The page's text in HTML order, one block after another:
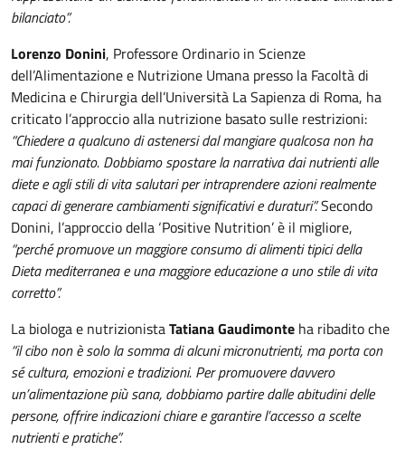
bilanciato”.
Lorenzo Donini, Professore Ordinario in Scienze
dell’Alimentazione e Nutrizione Umana presso la Facoltà di
Medicina e Chirurgia dell’Università La Sapienza di Roma, ha
criticato l’approccio alla nutrizione basato sulle restrizioni:
“Chiedere a qualcuno di astenersi dal mangiare qualcosa non ha
mai funzionato. Dobbiamo spostare la narrativa dai nutrienti alle
diete e agli stili di vita salutari per intraprendere azioni realmente
capaci di generare cambiamenti significativi e duraturi”.Secondo
Donini, l’approccio della ‘Positive Nutrition’ è il migliore,
“perché promuove un maggiore consumo di alimenti tipici della
Dieta mediterranea e una maggiore educazione a uno stile di vita
corretto”.
La biologa e nutrizionistaTatiana Gaudimonte ha ribadito che
“il cibo non è solo la somma di alcuni micronutrienti, ma porta con
sé cultura, emozioni e tradizioni. Per promuovere davvero
un’alimentazione più sana, dobbiamo partire dalle abitudini delle
persone, offrire indicazioni chiare e garantire l’accesso a scelte
nutrienti e pratiche”.